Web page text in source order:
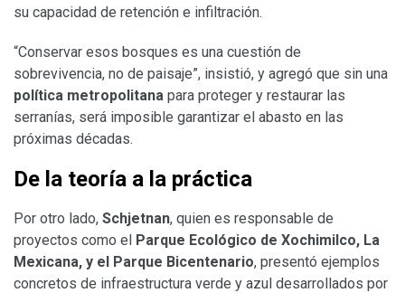
su capacidad de retención e infiltración.
“Conservar esos bosques es una cuestión de
sobrevivencia, no de paisaje”, insistió, y agregó que sin una
política metropolitana para proteger y restaurar las
serranías, será imposible garantizar el abasto en las
próximas décadas.
De la teoría a la práctica
Por otro lado, Schjetnan, quien es responsable de
proyectos como el Parque Ecológico de Xochimilco, La
Mexicana, y el Parque Bicentenario, presentó ejemplos
concretos de infraestructura verde y azul desarrollados por